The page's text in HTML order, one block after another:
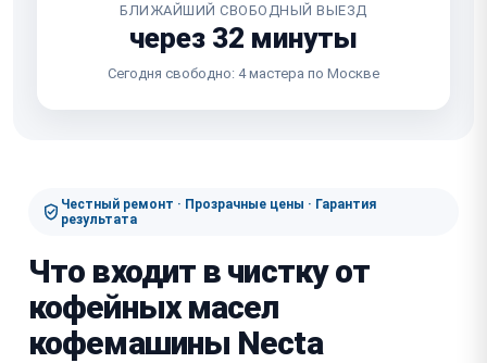
БЛИЖАЙШИЙ СВОБОДНЫЙ ВЫЕЗД
через 32 минуты
Сегодня свободно: 4 мастера по Москве
Честный ремонт · Прозрачные цены · Гарантия
результата
Что входит в чистку от
кофейных масел
кофемашины Necta